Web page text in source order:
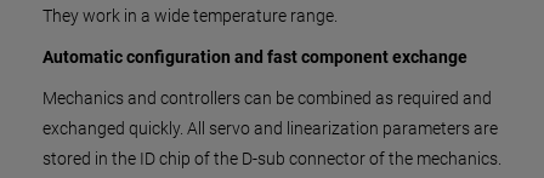
They work in a wide temperature range.
Automatic configuration and fast component exchange
Mechanics and controllers can be combined as required and
exchanged quickly. All servo and linearization parameters are
stored in the ID chip of the D-sub connector of the mechanics.